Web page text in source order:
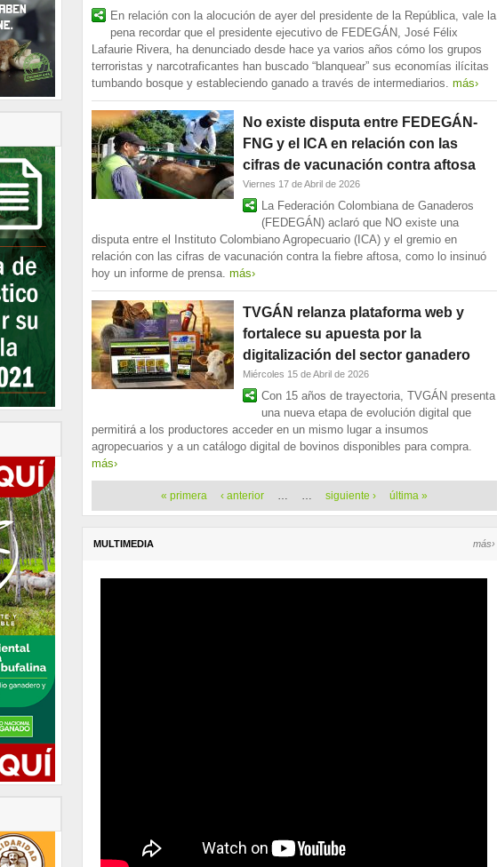
En relación con la alocución de ayer del presidente de la República, vale la
pena recordar que el presidente ejecutivo de FEDEGÁN, José Félix
Lafaurie Rivera, ha denunciado desde hace ya varios años cómo los grupos
terroristas y narcotraficantes han buscado “blanquear” sus economías ilícitas
tumbando bosque y estableciendo ganado a través de intermediarios. más›
No existe disputa entre FEDEGÁN-
FNG y el ICA en relación con las
cifras de vacunación contra aftosa
Viernes 17 de Abril de 2026
La Federación Colombiana de Ganaderos
(FEDEGÁN) aclaró que NO existe una
disputa entre el Instituto Colombiano Agropecuario (ICA) y el gremio en
relación con las cifras de vacunación contra la fiebre aftosa, como lo insinuó
hoy un informe de prensa. más›
TVGÁN relanza plataforma web y
fortalece su apuesta por la
digitalización del sector ganadero
Miércoles 15 de Abril de 2026
Con 15 años de trayectoria, TVGÁN presenta
una nueva etapa de evolución digital que
permitirá a los productores acceder en un mismo lugar a insumos
agropecuarios y a un catálogo digital de bovinos disponibles para compra.
más›
Páginas « primera ‹ anterior … … siguiente › última »
MULTIMEDIA más›